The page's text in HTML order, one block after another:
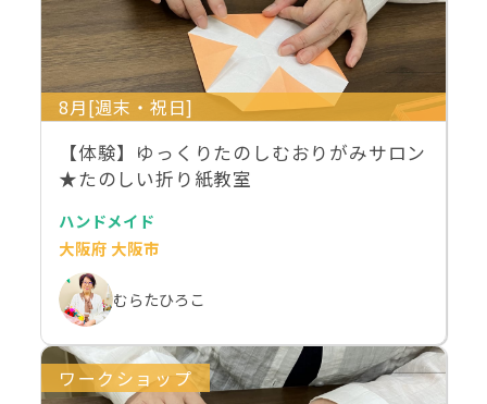
8月[週末・祝日]
【体験】ゆっくりたのしむおりがみサロン
★たのしい折り紙教室
ハンドメイド
大阪府 大阪市
むらたひろこ
ワークショップ